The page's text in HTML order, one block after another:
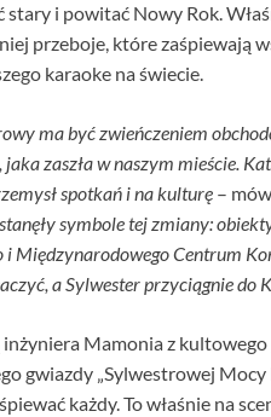
stary i powitać Nowy Rok.
niej przeboje, które zaśpiewają
karaoke na świecie.
ma być zwieńczeniem
zaszła w naszym mieście.
spotkań i na kulturę –
symbole tej zmiany:
i Międzynarodowego Centrum
a Sylwester przyciągnie do
inżyniera Mamonia z
gwiazdy „Sylwestrowej
każdy. To właśnie na